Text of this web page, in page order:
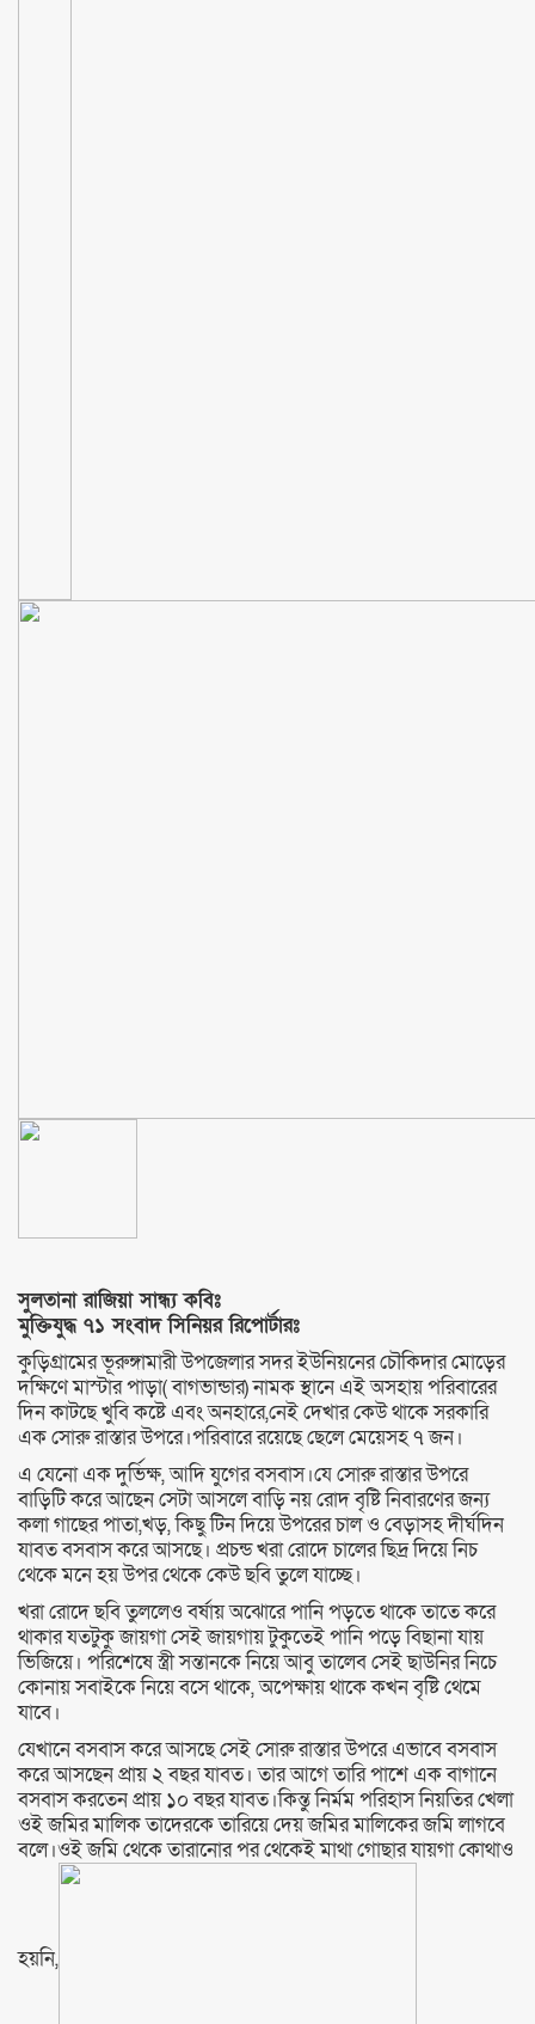
সুলতানা রাজিয়া সান্ধ্য কবিঃ
মুক্তিযুদ্ধ ৭১ সংবাদ সিনিয়র রিপোর্টারঃ
কুড়িগ্রামের ভূরুঙ্গামারী উপজেলার সদর ইউনিয়নের চৌকিদার মোড়ের
দক্ষিণে মাস্টার পাড়া( বাগভান্ডার) নামক স্থানে এই অসহায় পরিবারের
দিন কাটছে খুবি কষ্টে এবং অনহারে,নেই দেখার কেউ থাকে সরকারি
এক সোরু রাস্তার উপরে।পরিবারে রয়েছে ছেলে মেয়েসহ ৭ জন।
এ যেনো এক দুর্ভিক্ষ, আদি যুগের বসবাস।যে সোরু রাস্তার উপরে
বাড়িটি করে আছেন সেটা আসলে বাড়ি নয় রোদ বৃষ্টি নিবারণের জন্য
কলা গাছের পাতা,খড়, কিছু টিন দিয়ে উপরের চাল ও বেড়াসহ দীর্ঘদিন
যাবত বসবাস করে আসছে। প্রচন্ড খরা রোদে চালের ছিদ্র দিয়ে নিচ
থেকে মনে হয় উপর থেকে কেউ ছবি তুলে যাচ্ছে।
খরা রোদে ছবি তুললেও বর্ষায় অঝোরে পানি পড়তে থাকে তাতে করে
থাকার যতটুকু জায়গা সেই জায়গায় টুকুতেই পানি পড়ে বিছানা যায়
ভিজিয়ে। পরিশেষে স্ত্রী সন্তানকে নিয়ে আবু তালেব সেই ছাউনির নিচে
কোনায় সবাইকে নিয়ে বসে থাকে, অপেক্ষায় থাকে কখন বৃষ্টি থেমে
যাবে।
যেখানে বসবাস করে আসছে সেই সোরু রাস্তার উপরে এভাবে বসবাস
করে আসছেন প্রায় ২ বছর যাবত। তার আগে তারি পাশে এক বাগানে
বসবাস করতেন প্রায় ১০ বছর যাবত।কিন্তু নির্মম পরিহাস নিয়তির খেলা
ওই জমির মালিক তাদেরকে তারিয়ে দেয় জমির মালিকের জমি লাগবে
বলে।ওই জমি থেকে তারানোর পর থেকেই মাথা গোছার যায়গা কোথাও
হয়নি,